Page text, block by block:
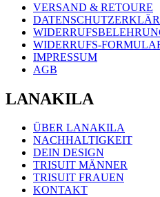
VERSAND & RETOURE
WIDERRUFS-
IMPRESSUM
AGB
LANAKILA
ÜBER LANAKILA
NACHHALTIGKEIT
DEIN DESIGN
TRISUIT MÄNNER
TRISUIT FRAUEN
KONTAKT